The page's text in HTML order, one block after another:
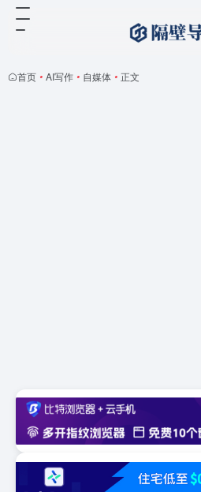
首页 • AI写作 • 自媒体 • 正文